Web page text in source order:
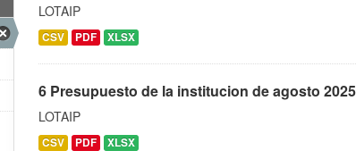
LOTAIP
CSV PDF XLSX
6 Presupuesto de la institucion de agosto 2025
LOTAIP
CSV PDF XLSX